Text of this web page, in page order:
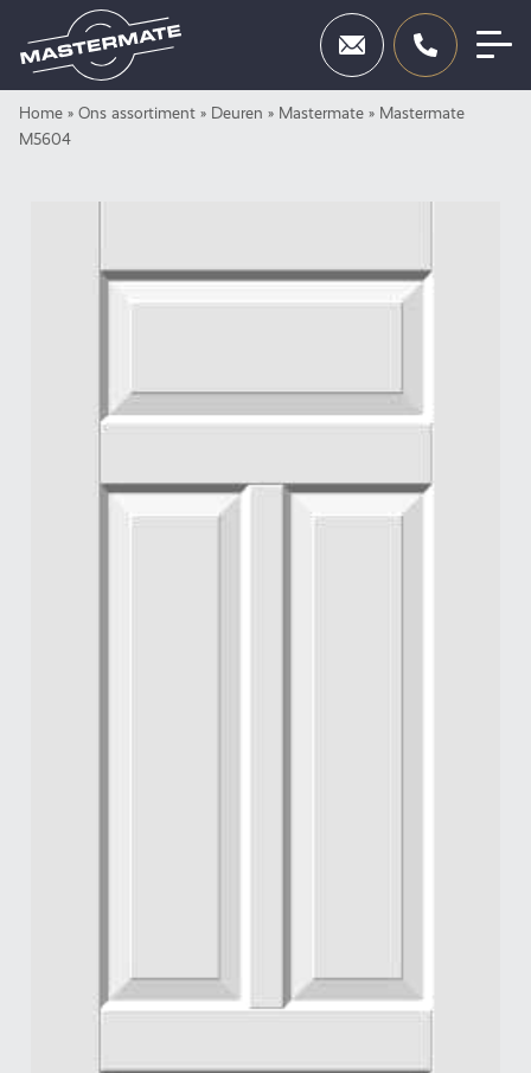
Skip
to
Deuren
Inbraakbeveiliging
Neem contact op
Home » Ons assortiment » Deuren » Mastermate » Mastermate
M5604